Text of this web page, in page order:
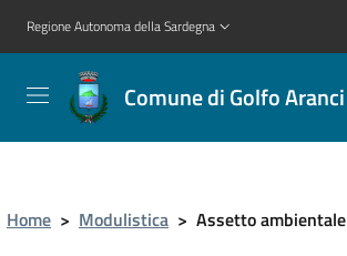
Regione Autonoma della Sardegna
Comune di Golfo Aranci
Home > Modulistica > Assetto ambientale